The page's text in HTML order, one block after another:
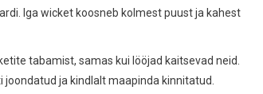
Iga wicket koosneb kolmest puust ja kahest
tabamist, samas kui lööjad kaitsevad neid.
ja kindlalt maapinda kinnitatud.